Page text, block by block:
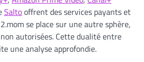
Saltooffrent des services payants et
se place sur une autre sphère,
autorisées. Cette dualité entre
une analyse approfondie.